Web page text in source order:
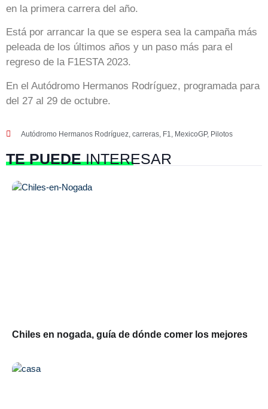
en la primera carrera del año.
Está por arrancar la que se espera sea la campaña más
peleada de los últimos años y un paso más para el
regreso de la F1ESTA 2023.
En el Autódromo Hermanos Rodríguez, programada para
del 27 al 29 de octubre.
Autódromo Hermanos Rodríguez, carreras, F1, MexicoGP, Pilotos
TE PUEDEINTERESAR
Chiles en nogada, guía de dónde comer los mejores